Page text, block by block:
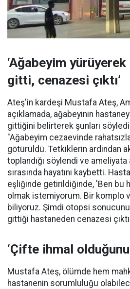
‘Ağabeyim
gitti, cenazesi çıktı’
Ateş'in kardeşi Mustafa Ateş,
açıklamada, ağabeyinin
gittiğini belirterek şunları
"Ağabeyim cezaevinde
götürüldü. Tetkiklerin ardından
toplandığı söylendi ve ameliyata
sırasında hayatını kaybetti.
eşliğinde getirildiğinde, 'Ben bu
olmak istemiyorum. Bir komplo
biliyoruz. Şimdi otopsi
gittiği hastaneden cenazesi
‘Çifte ihmal
Mustafa Ateş, ölümde hem
hastanenin sorumluluğu